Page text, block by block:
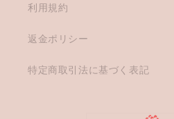
利用規約
返金ポリシー
特定商取引法に基づく表記